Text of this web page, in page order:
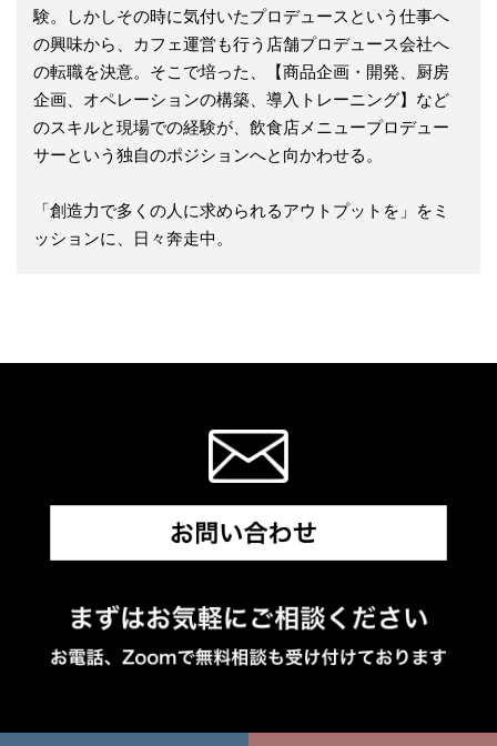
験。しかしその時に気付いたプロデュースという仕事へ
の興味から、カフェ運営も行う店舗プロデュース会社へ
の転職を決意。そこで培った、【商品企画・開発、厨房
企画、オペレーションの構築、導入トレーニング】など
のスキルと現場での経験が、飲食店メニュープロデュー
サーという独自のポジションへと向かわせる。
「創造力で多くの人に求められるアウトプットを」をミ
ッションに、日々奔走中。